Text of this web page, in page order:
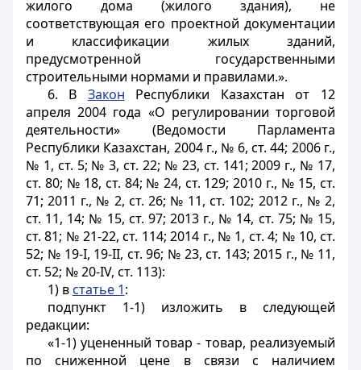
жилого дома (жилого здания), не
соответствующая его проектной документации
и классификации жилых зданий,
предусмотренной государственными
строительными нормами и правилами.».
6. В Закон Республики Казахстан от 12
апреля 2004 года «О регулировании торговой
деятельности» (Ведомости Парламента
Республики Казахстан, 2004 г., № 6, ст. 44; 2006 г.,
№ 1, ст. 5; № 3, ст. 22; № 23, ст. 141; 2009 г., № 17,
ст. 80; № 18, ст. 84; № 24, ст. 129; 2010 г., № 15, ст.
71; 2011 г., № 2, ст. 26; № 11, ст. 102; 2012 г., № 2,
ст. 11, 14; № 15, ст. 97; 2013 г., № 14, ст. 75; № 15,
ст. 81; № 21-22, ст. 114; 2014 г., № 1, ст. 4; № 10, ст.
52; № 19-I, 19-II, ст. 96; № 23, ст. 143; 2015 г., № 11,
ст. 52; № 20-IV, ст. 113):
1) в статье 1:
подпункт 1-1) изложить в следующей
редакции:
«1-1) уцененный товар - товар, реализуемый
по сниженной цене в связи с наличием